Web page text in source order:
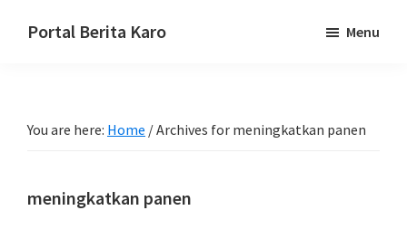
Portal Berita Karo
Karo,
Karo.
Menu
You are here: Home /Archives for meningkatkan panen
meningkatkan panen